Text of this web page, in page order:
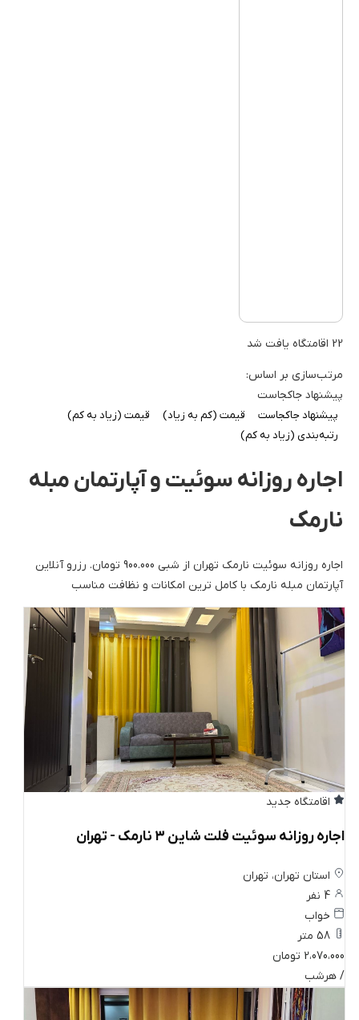
22 اقامتگاه یافت شد
مرتب‌سازی بر اساس:
پیشنهاد جاکجاست
پیشنهاد جاکجاست قیمت (کم به زیاد)
قیمت (زیاد به کم)
رتبه‌بندی (زیاد به کم)
اجاره روزانه سوئیت و آپارتمان مبله
نارمک
اجاره روزانه سوئیت نارمک تهران از شبی 900.000 تومان. رزرو آنلاین
آپارتمان مبله نارمک با کامل ترین امکانات و نظافت مناسب
اقامتگاه جدید
اجاره روزانه سوئیت فلت شاین ۳ نارمک - تهران
استان تهران، تهران
خواب
2،070،000 تومان
/ هرشب